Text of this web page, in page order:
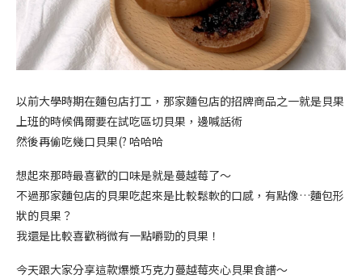
以前大學時期在麵包店打工，那家麵包店的招牌商品之一就是貝果
上班的時候偶爾要在試吃區切貝果，邊喊話術
然後再偷吃幾口貝果(? 哈哈哈
想起來那時最喜歡的口味是就是蔓越莓了～
不過那家麵包店的貝果吃起來是比較鬆軟的口感，有點像…麵包形
狀的貝果？
我還是比較喜歡稍微有一點嚼勁的貝果！
今天跟大家分享這款爆漿巧克力蔓越莓夾心貝果食譜～